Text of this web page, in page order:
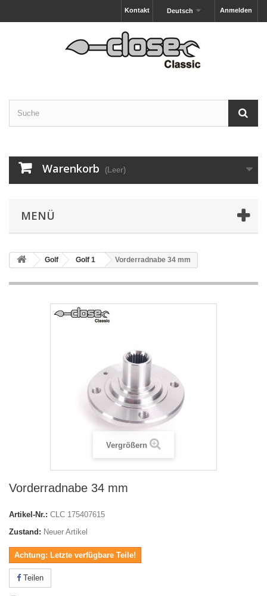
Anmelden
Deutsch
Kontakt
Warenkorb (Leer)
MENÜ
Golf Golf 1 Vorderradnabe 34 mm
Vergrößern
Vorderradnabe 34 mm
Artikel-Nr.: CLC 175407615
Zustand: Neuer Artikel
Achtung: Letzte verfügbare Teile!
Teilen